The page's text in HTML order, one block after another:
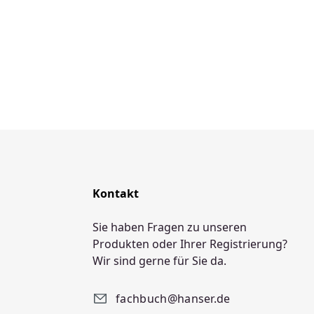
Kontakt
Sie haben Fragen zu unseren
Produkten oder Ihrer Registrierung?
Wir sind gerne für Sie da.
fachbuch@hanser.de